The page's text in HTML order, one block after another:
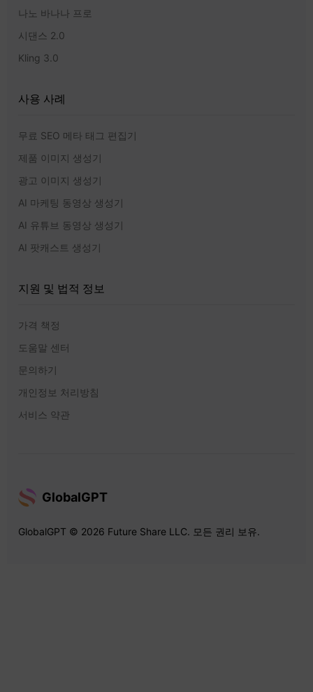
나노 바나나 프로
시댄스 2.0
Kling 3.0
사용 사례
무료 SEO 메타 태그 편집기
제품 이미지 생성기
광고 이미지 생성기
AI 마케팅 동영상 생성기
AI 유튜브 동영상 생성기
AI 팟캐스트 생성기
지원 및 법적 정보
가격 책정
도움말 센터
문의하기
개인정보 처리방침
서비스 약관
GlobalGPT
GlobalGPT © 2026 Future Share LLC. 모든 권리 보유.